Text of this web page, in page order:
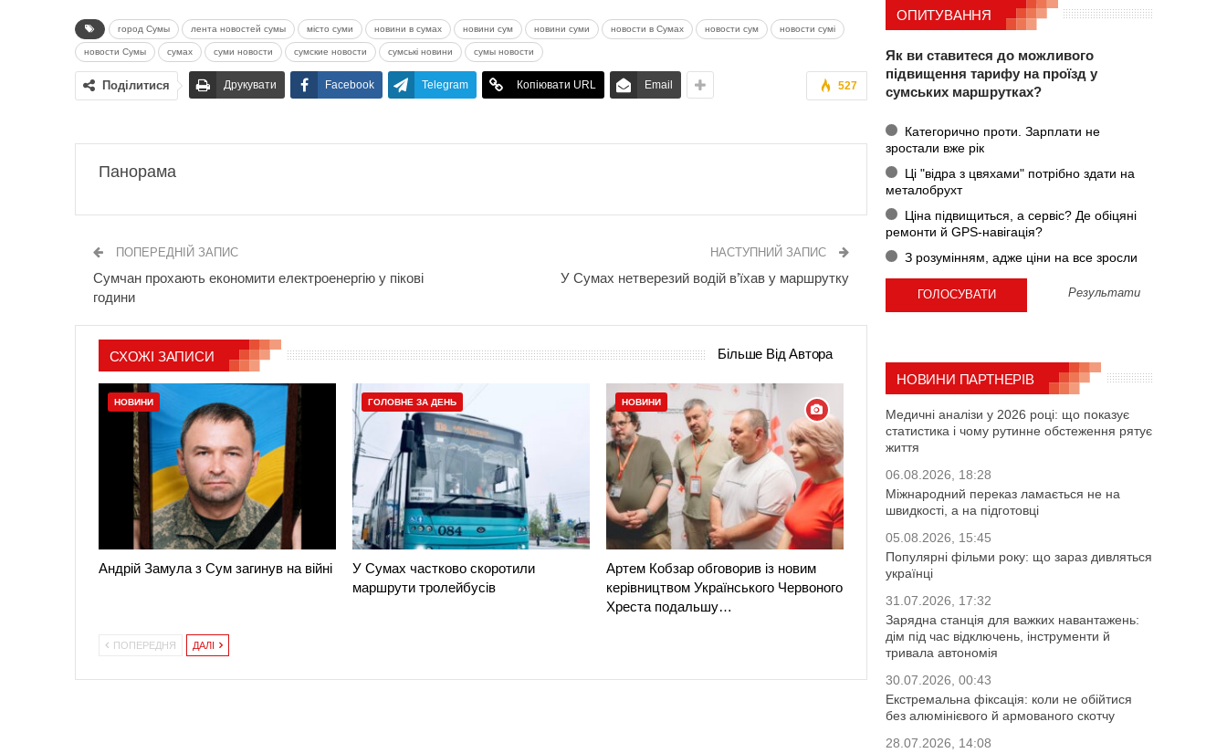
город Сумы лента новостей сумы місто суми новини в сумах новини сум новини суми новости в Сумах новости сум новости сумі
новости Сумы сумах суми новости сумские новости сумські новини сумы новости
527
Поділитися Друкувати Facebook Telegram Копіювати URL Email
Панорама
ПОПЕРЕДНІЙ ЗАПИС
Сумчан прохають економити електроенергію у пікові
години
НАСТУПНИЙ ЗАПИС
У Сумах нетверезий водій в’їхав у маршрутку
СХОЖІ ЗАПИСИ Більше Від Автора
НОВИНИ
Андрій Замула з Сум загинув на війні
ГОЛОВНЕ ЗА ДЕНЬ
У Сумах частково скоротили
маршрути тролейбусів
НОВИНИ
Артем Кобзар обговорив із новим
керівництвом Українського Червоного
Хреста подальшу…
ПОПЕРЕДНЯ ДАЛІ
ОПИТУВАННЯ
Як ви ставитеся до можливого
підвищення тарифу на проїзд у
сумських маршрутках?
Категорично проти. Зарплати не
зростали вже рік
Ці "відра з цвяхами" потрібно здати на
металобрухт
Ціна підвищиться, а сервіс? Де обіцяні
ремонти й GPS-навігація?
З розумінням, адже ціни на все зросли
Результати
НОВИНИ ПАРТНЕРІВ
Медичні аналізи у 2026 році: що показує
статистика і чому рутинне обстеження рятує
життя
06.08.2026, 18:28
Міжнародний переказ ламається не на
швидкості, а на підготовці
05.08.2026, 15:45
Популярні фільми року: що зараз дивляться
українці
31.07.2026, 17:32
Зарядна станція для важких навантажень:
дім під час відключень, інструменти й
тривала автономія
30.07.2026, 00:43
Екстремальна фіксація: коли не обійтися
без алюмінієвого й армованого скотчу
28.07.2026, 14:08